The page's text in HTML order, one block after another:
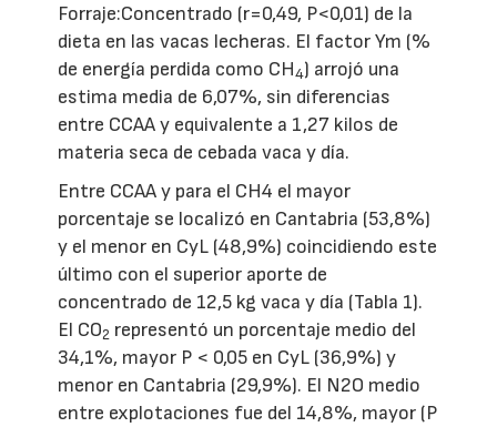
Forraje:Concentrado (r=0,49, P<0,01) de la
dieta en las vacas lecheras. El factor Ym (%
de energía perdida como CH4) arrojó una
estima media de 6,07%, sin diferencias
entre CCAA y equivalente a 1,27 kilos de
materia seca de cebada vaca y día.
Entre CCAA y para el CH4 el mayor
porcentaje se localizó en Cantabria (53,8%)
y el menor en CyL (48,9%) coincidiendo este
último con el superior aporte de
concentrado de 12,5 kg vaca y día (Tabla 1).
El CO2 representó un porcentaje medio del
34,1%, mayor P < 0,05 en CyL (36,9%) y
menor en Cantabria (29,9%). El N2O medio
entre explotaciones fue del 14,8%, mayor (P